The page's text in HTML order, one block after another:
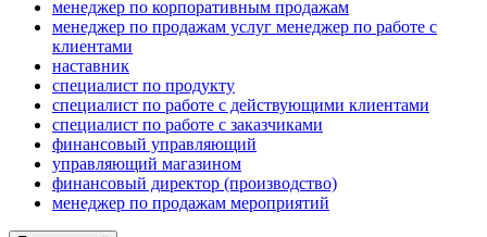
менеджер по корпоративным продажам
менеджер по продажам услуг менеджер по работе с
клиентами
наставник
специалист по продукту
специалист по работе с действующими клиентами
специалист по работе с заказчиками
финансовый управляющий
управляющий магазином
финансовый директор (производство)
менеджер по продажам мероприятий